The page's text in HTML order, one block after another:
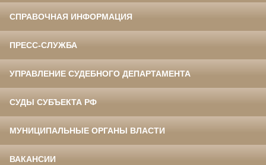
СПРАВОЧНАЯ ИНФОРМАЦИЯ
ПРЕСС-СЛУЖБА
УПРАВЛЕНИЕ СУДЕБНОГО ДЕПАРТАМЕНТА
СУДЫ СУБЪЕКТА РФ
МУНИЦИПАЛЬНЫЕ ОРГАНЫ ВЛАСТИ
ВАКАНСИИ